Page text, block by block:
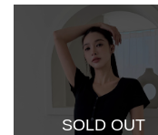
SOLD OUT